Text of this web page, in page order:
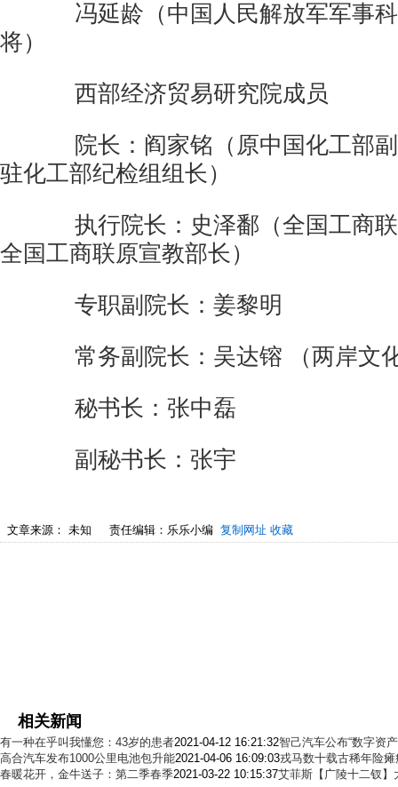
冯延龄（中国人民解放军军事科
将）
西部经济贸易研究院成员
院长：阎家铭（原中国化工部副
驻化工部纪检组组长）
执行院长：史泽鄱（全国工商联
全国工商联原宣教部长）
专职副院长：姜黎明
常务副院长：吴达镕
（两岸文
秘书长：张中磊
副秘书长：张宇
文章来源： 未知 责任编辑：乐乐小编 复制网址 收藏
相关新闻
有一种在乎叫我懂您：43岁的患者2021-04-12 16:21:32智己汽车公布“数字资
高合汽车发布1000公里电池包升能2021-04-06 16:09:03戎马数十载古稀年险
春暖花开，金牛送子：第二季春季2021-03-22 10:15:37艾菲斯【广陵十二钗】